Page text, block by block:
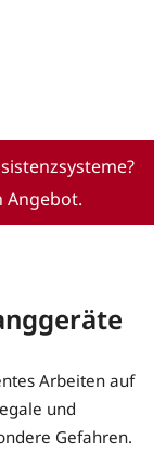
Angebot.
Arbeiten auf
und
Gefahren.